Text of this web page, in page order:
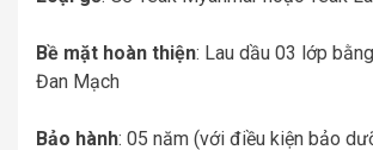
Bề mặt hoàn thiện: Lau dầu 03 lớp
Đan Mạch
Bảo hành: 05 năm (với điều kiện bảo